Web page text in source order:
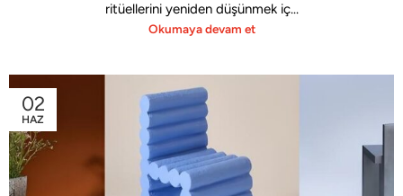
ritüellerini yeniden düşünmek iç...
Okumaya devam et
02
HAZ